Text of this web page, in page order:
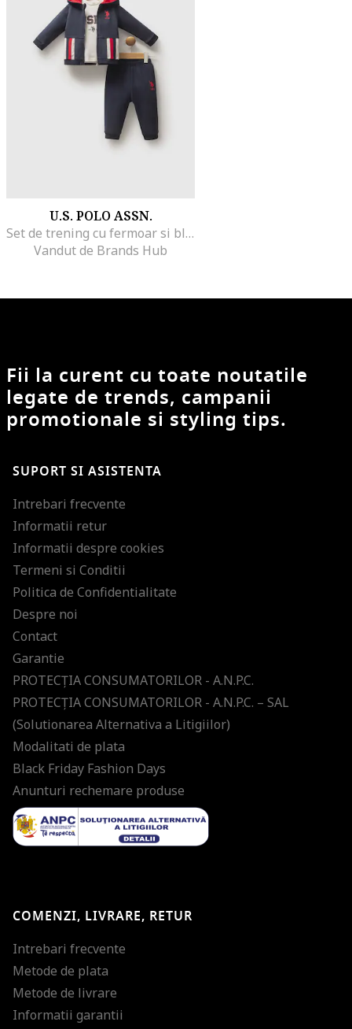
U.S. POLO ASSN.
Set de trening cu fermoar si bluza - 3 piese, Rosu/Alb murdar/Bleumarin
Vandut de Brands Hub
Fii la curent cu toate noutatile
legate de trends, campanii
promotionale si styling tips.
SUPORT SI ASISTENTA
Intrebari frecvente
Informatii retur
Informatii despre cookies
Termeni si Conditii
Politica de Confidentialitate
Despre noi
Contact
Garantie
PROTECŢIA CONSUMATORILOR - A.N.P.C.
PROTECŢIA CONSUMATORILOR - A.N.P.C. – SAL
(Solutionarea Alternativa a Litigiilor)
Modalitati de plata
Black Friday Fashion Days
Anunturi rechemare produse
COMENZI, LIVRARE, RETUR
Intrebari frecvente
Metode de plata
Metode de livrare
Informatii garantii